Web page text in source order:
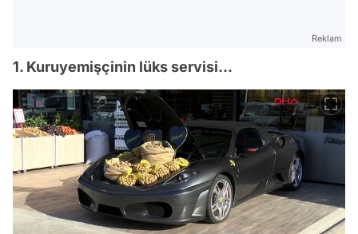
Reklam
1. Kuruyemişçinin lüks servisi...